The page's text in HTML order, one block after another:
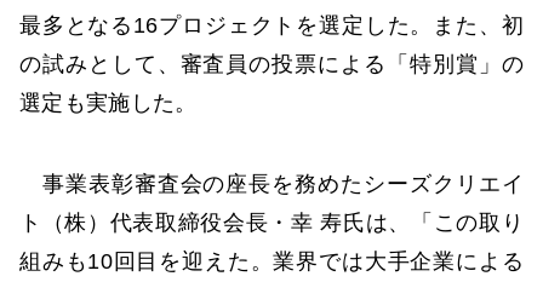
最多となる16プロジェクトを選定した。また、初
の試みとして、審査員の投票による「特別賞」の
選定も実施した。
事業表彰審査会の座長を務めたシーズクリエイ
ト（株）代表取締役会長・幸 寿氏は、「この取り
組みも10回目を迎えた。業界では大手企業による